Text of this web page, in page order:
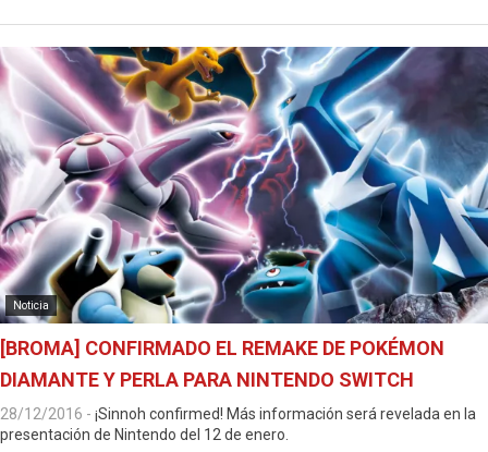
Noticia
[BROMA] CONFIRMADO EL REMAKE DE POKÉMON
DIAMANTE Y PERLA PARA NINTENDO SWITCH
28/12/2016 - ¡Sinnoh confirmed! Más información será revelada en la
presentación de Nintendo del 12 de enero.